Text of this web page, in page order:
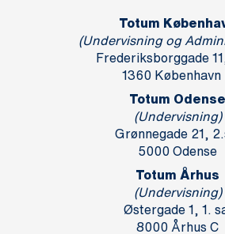
Totum
(Undervisning og
Frederiksborggade
1360 København
Totum Odense
(Undervisning)
Grønnegade 21,
5000 Odense
Totum Århus
(Undervisning)
Østergade 1, 1.
8000 Århus C